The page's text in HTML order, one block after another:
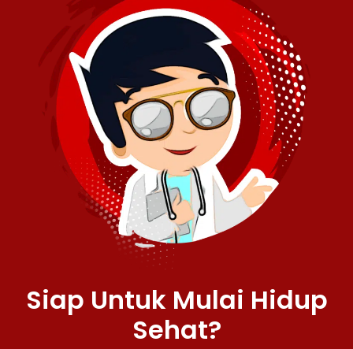
Siap Untuk Mulai Hidup
Sehat?